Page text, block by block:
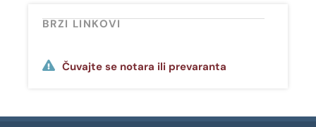
BRZI LINKOVI
Čuvajte se notara ili prevaranta